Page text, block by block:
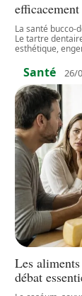
efficacement
La santé bucco-
Le tartre
esthétique,
Santé 26/
Les
débat